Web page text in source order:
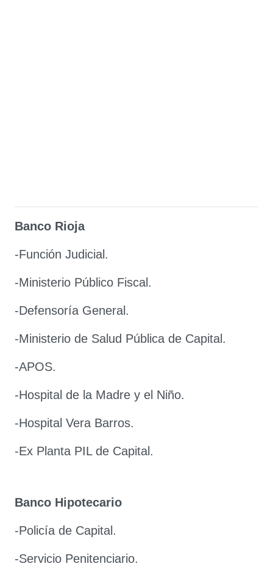
Banco Rioja
-Función Judicial.
-Ministerio Público Fiscal.
-Defensoría General.
-Ministerio de Salud Pública de Capital.
-APOS.
-Hospital de la Madre y el Niño.
-Hospital Vera Barros.
-Ex Planta PIL de Capital.
Banco Hipotecario
-Policía de Capital.
-Servicio Penitenciario.